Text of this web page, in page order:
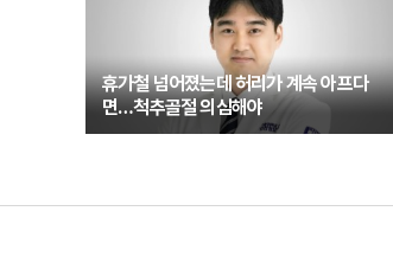
휴가철 넘어졌는데 허리가 계속 아프다
면…척추골절 의심해야